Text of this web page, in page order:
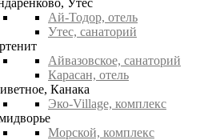
Утес
Ай-Тодор, отель
Утес, санаторий
Айвазовское, санаторий
Карасан, отель
Канака
Эко-Village, комплекс
Морской, комплекс